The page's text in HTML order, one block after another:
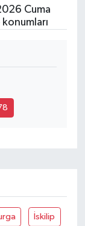
Cuma
İskilip